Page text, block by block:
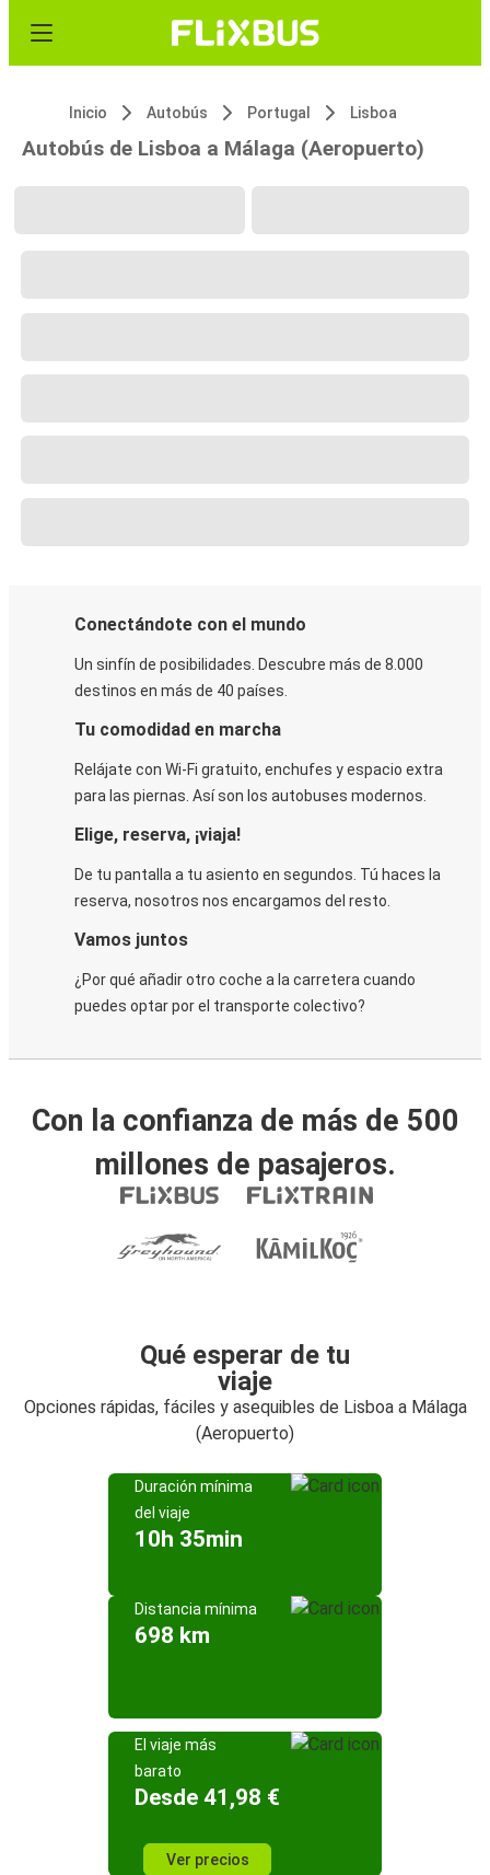
Inicio Autobús Portugal Lisboa
Autobús de Lisboa a Málaga (Aeropuerto)
Conectándote con el mundo
Un sinfín de posibilidades. Descubre más de 8.000
destinos en más de 40 países.
Tu comodidad en marcha
Relájate con Wi-Fi gratuito, enchufes y espacio extra
para las piernas. Así son los autobuses modernos.
Elige, reserva, ¡viaja!
De tu pantalla a tu asiento en segundos. Tú haces la
reserva, nosotros nos encargamos del resto.
Vamos juntos
¿Por qué añadir otro coche a la carretera cuando
puedes optar por el transporte colectivo?
Con la confianza de más de 500
millones de pasajeros.
Qué esperar de tu
viaje
Opciones rápidas, fáciles y asequibles de Lisboa a Málaga
(Aeropuerto)
Duración mínima
del viaje
10h 35min
Distancia mínima
698 km
El viaje más
barato
Desde 41,98 €
Ver precios